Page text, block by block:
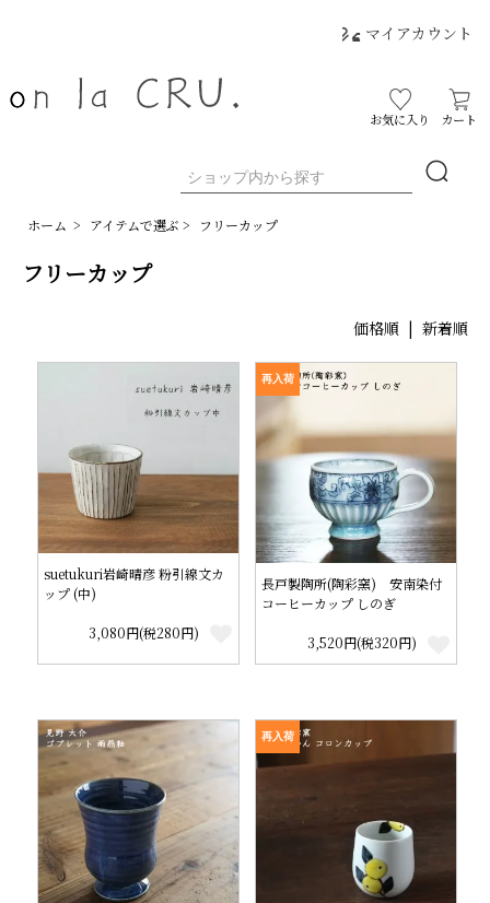
マイアカウント
お気に入り カート
ホーム > アイテムで選ぶ > フリーカップ
フリーカップ
価格順 | 新着順
suetukuri岩崎晴彦 粉引線文カ
ップ (中)
3,080円(税280円)
再入荷
長戸製陶所(陶彩窯) 安南染付
コーヒーカップ しのぎ
3,520円(税320円)
再入荷